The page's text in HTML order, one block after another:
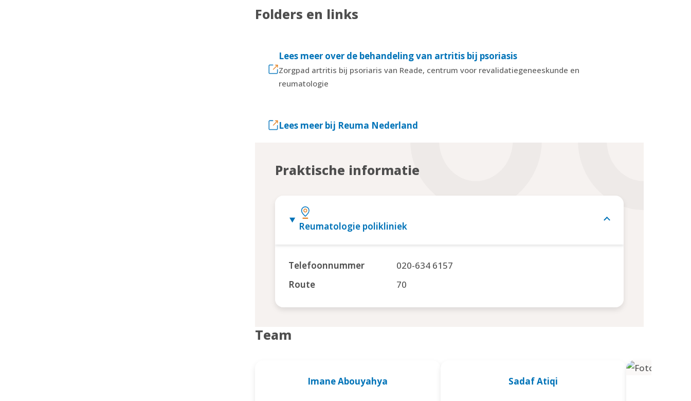
Folders en links
Lees meer over de behandeling van artritis bij psoriasis
Zorgpad artritis bij psoriaris van Reade, centrum voor revalidatiegeneeskunde en
reumatologie
Lees meer bij Reuma Nederland
Praktische informatie
Reumatologie polikliniek
Telefoonnummer
020-634 6157
Route
70
Team
Imane Abouyahya Sadaf Atiqi